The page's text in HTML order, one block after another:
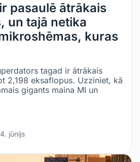
pasaulē ātrākais
un tajā netika
kuras
tagad ir ātrākais
2,198 eksaflopus. Uzziniet, kā
gigants maina MI un
jūnijs